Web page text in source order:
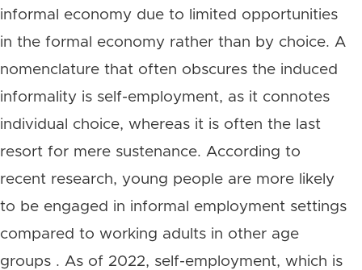
informal economy due to limited opportunities
in the formal economy rather than by choice. A
nomenclature that often obscures the induced
informality is self-employment, as it connotes
individual choice, whereas it is often the last
resort for mere sustenance. According to
recent research, young people are more likely
to be engaged in informal employment settings
compared to working adults in other age
groups . As of 2022, self-employment, which is